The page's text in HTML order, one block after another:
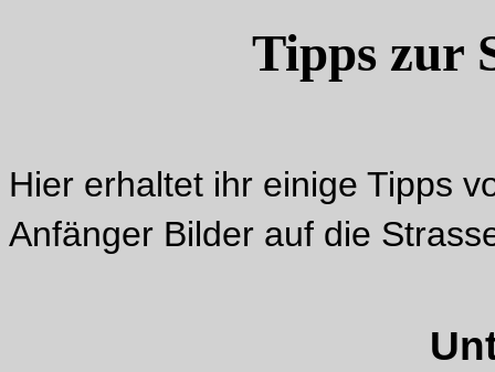
Tipps zur
Hier erhaltet ihr einige Tipps
Anfänger Bilder auf die